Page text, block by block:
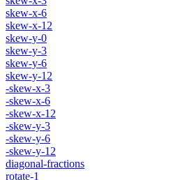
skew-x-6
skew-x-12
skew-y-0
skew-y-3
skew-y-6
skew-y-12
-skew-x-3
-skew-x-6
-skew-x-12
-skew-y-3
-skew-y-6
-skew-y-12
diagonal-fractions
rotate-1